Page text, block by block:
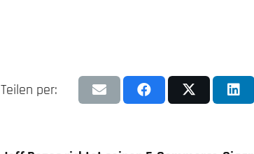
Teilen per: